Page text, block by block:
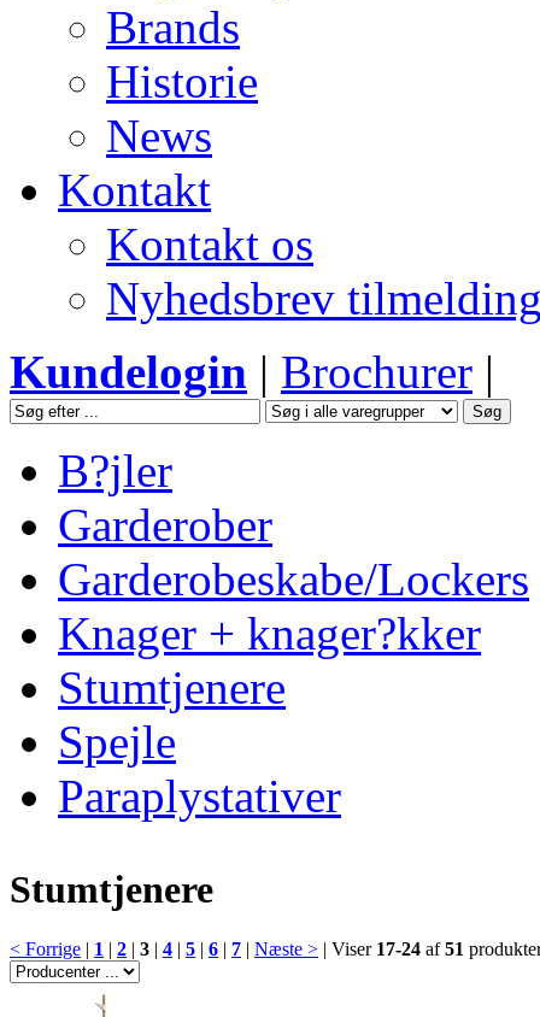
Brands
Historie
News
Kontakt
Kontakt os
Nyhedsbrev
Kundelogin | Brochurer |
B?jler
Garderober
Garderobeskabe/Lockers
Knager + knager?kker
Stumtjenere
Spejle
Paraplystativer
Stumtjenere
< Forrige | 1 | 2 | 3 | 4 | 5 | 6 | 7 | Næste > | Viser 17-24 af51